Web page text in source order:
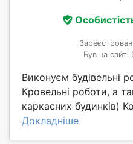
Був на
Виконуєм будівельні
Кровельні роботи, а
каркасних будинків)
Докладніше